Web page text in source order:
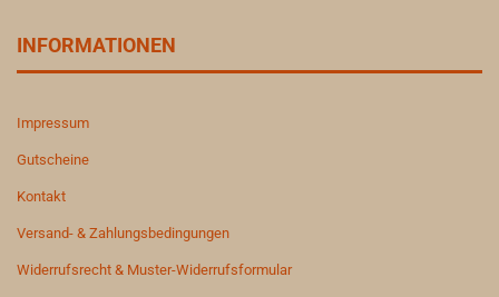
INFORMATIONEN
Impressum
Gutscheine
Kontakt
Versand- & Zahlungsbedingungen
Widerrufsrecht & Muster-Widerrufsformular